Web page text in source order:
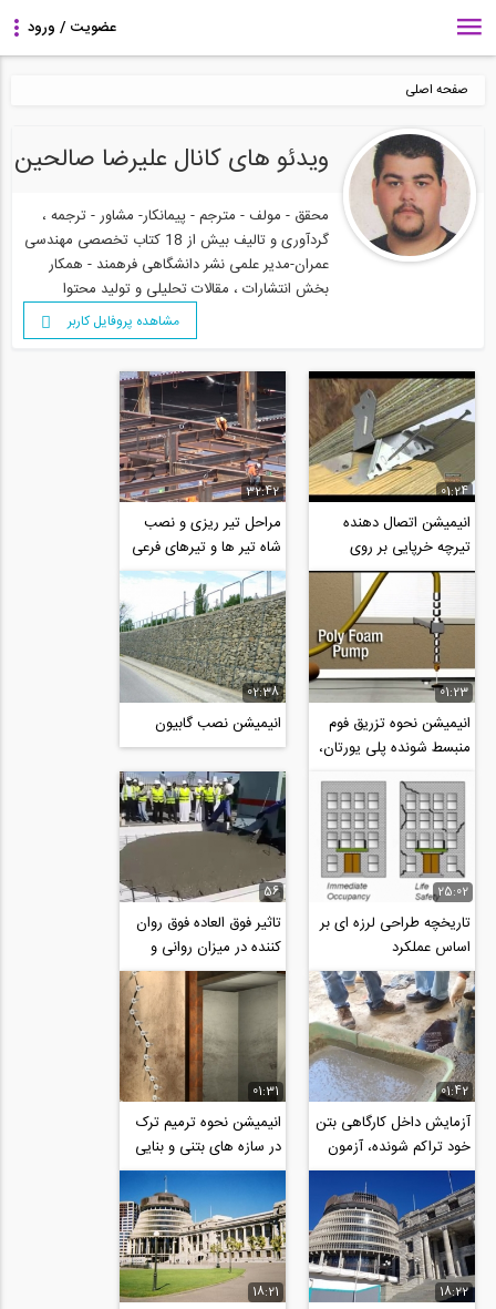
صفحه اصلی
ویدئو های کانال علیرضا صالحین
محقق - مولف - مترجم - پیمانکار- مشاور - ترجمه ،
گردآوری و تالیف بیش از 18 کتاب تخصصی مهندسی
عمران-مدیر علمی نشر دانشگاهی فرهمند - همکار
بخش انتشارات ، مقالات تحلیلی و تولید محتوا
مشاهده پروفایل کاربر
01:24
انیمیشن اتصال دهنده
تیرچه خرپایی بر روی
تیرریزی های شیب بندی
سقف
32:42
مراحل تیر ریزی و نصب
شاه تیر ها و تیرهای فرعی
در اسکلت فلزی
01:23
انیمیشن نحوه تزریق فوم
منبسط شونده پلی یورتان،
آوردن سطح...
02:38
انیمیشن نصب گابیون
25:02
تاریخچه طراحی لرزه ای بر
اساس عملکرد
56
تاثیر فوق العاده فوق روان
کننده در میزان روانی و
کارآیی بتن
01:42
آزمایش داخل کارگاهی بتن
خود تراکم شونده، آزمون
میزان کارایی و روانی
01:31
انیمیشن نحوه ترمیم ترک
در سازه های بتنی و بنایی
با روش تزریق اپوکسی
18:22
18:21